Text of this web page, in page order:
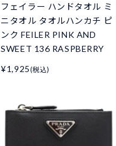
フェイラー ハンドタオル ミ
ニタオル タオルハンカチ ピ
ンク FEILER PINK AND
SWEET 136 RASPBERRY
¥1,925 (税込)